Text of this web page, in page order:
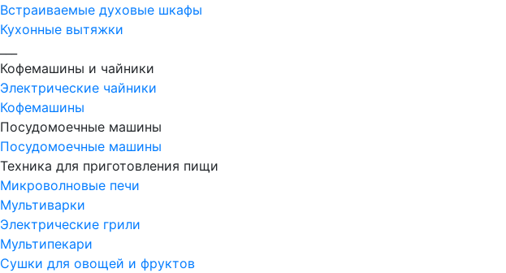
Встраиваемые духовые шкафы
Кухонные вытяжки
Кофемашины и чайники
Электрические чайники
Кофемашины
Посудомоечные машины
Посудомоечные машины
Техника для приготовления пищи
Микроволновые печи
Мультиварки
Электрические грили
Мультипекари
Сушки для овощей и фруктов